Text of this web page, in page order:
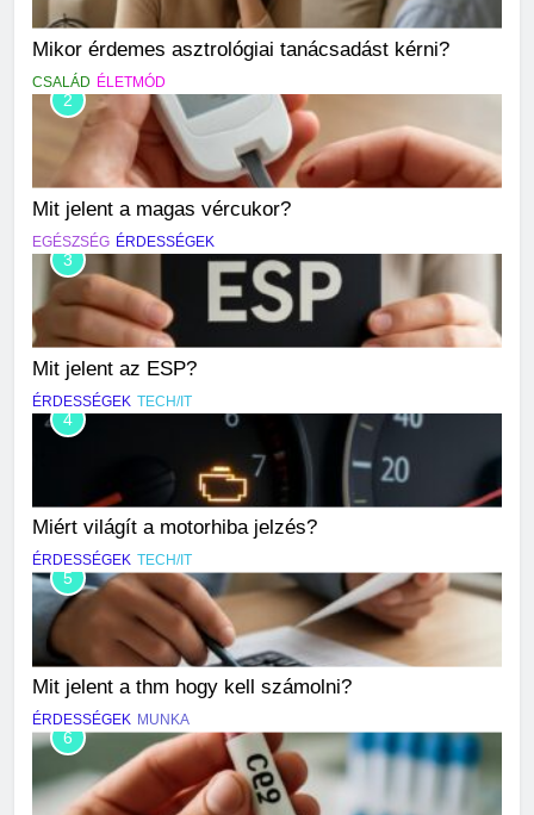
Mikor érdemes asztrológiai tanácsadást kérni?
CSALÁD ÉLETMÓD
2
Mit jelent a magas vércukor?
EGÉSZSÉG ÉRDESSÉGEK
3
Mit jelent az ESP?
ÉRDESSÉGEK TECH/IT
4
Miért világít a motorhiba jelzés?
ÉRDESSÉGEK TECH/IT
5
Mit jelent a thm hogy kell számolni?
ÉRDESSÉGEK MUNKA
6